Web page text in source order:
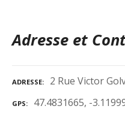
Adresse et
ADRESSE 2 Rue Victor
GPS 47.4831665, -